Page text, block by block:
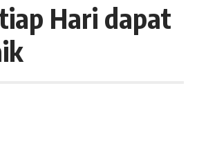
Hari dapat